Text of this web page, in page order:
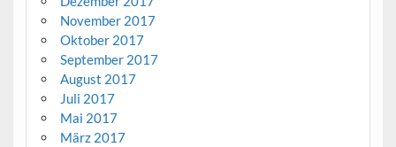
November 2017
Oktober 2017
September 2017
August 2017
Juli 2017
Mai 2017
März 2017